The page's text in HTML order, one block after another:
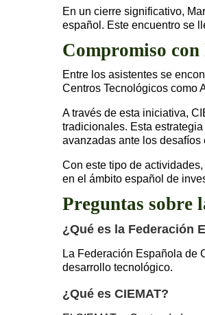
En un cierre significativo,
español. Este encuentro se
Compromiso
Entre los asistentes se
Centros Tecnológicos como
A través de esta iniciativa,
tradicionales. Esta
avanzadas ante los
Con este tipo de
en el ámbito español de
Preguntas sobre
¿Qué es la Federación
La Federación Española de
desarrollo tecnológico.
¿Qué es CIEMAT?